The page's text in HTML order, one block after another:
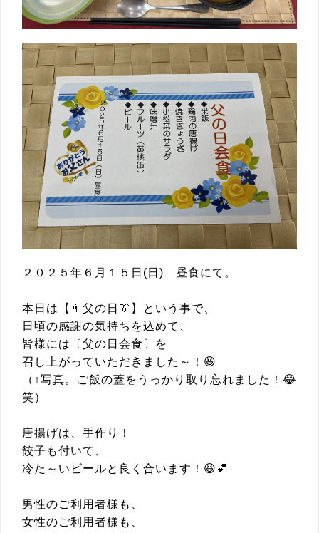
２０２５年６月１５日(日) 昼食にて。
本日は【👨父の日👔】という事で、
日頃の感謝の気持ちを込めて、
皆様には〔父の日会食〕を
召し上がっていただきました～！😆
（↑写真。ご飯の蓋をうっかり取り忘れました！😂
笑）
唐揚げは、手作り！
餃子も付いて、
冷た～いビールと良く合います！😆💕
男性のご利用者様も、
女性のご利用者様も、